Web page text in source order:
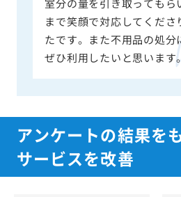
室分の量を引き取ってもら
まで笑顔で対応してくださ
たです。また不用品の処
ぜひ利用したいと思います
アンケートの結果を
サービスを改善